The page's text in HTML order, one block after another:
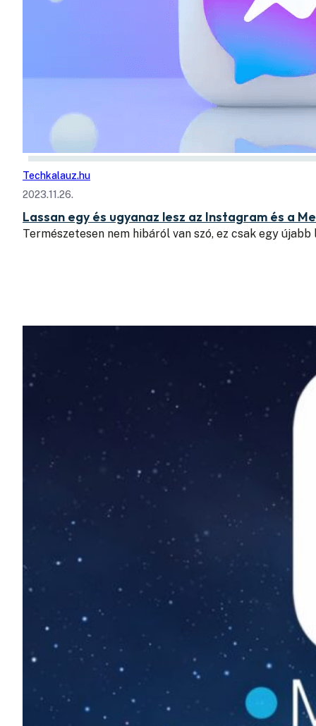
Techkalauz.hu
2023.11.26.
Lassan egy és ugyanaz lesz az Instagram és a
Természetesen nem hibáról van szó, ez csak egy újabb